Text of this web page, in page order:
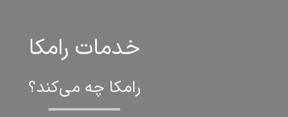
خدمات رامکا
رامکا چه می‌کند؟